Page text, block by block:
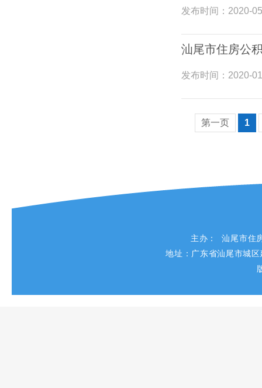
发布时间： 2020-
汕尾市住房公
发布时间： 2020-
第一页 1
主办： 汕尾市住
地址：广东省汕尾市城